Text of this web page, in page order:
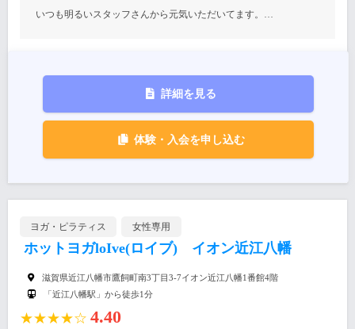
いつも明るいスタッフさんから元気いただいてます。…
詳細を見る
体験・入会を申し込む
ヨガ・ピラティス 女性専用
ホットヨガloIve(ロイブ) イオン近江八幡
滋賀県近江八幡市鷹飼町南3丁目3-7イオン近江八幡1番館4階
「近江八幡駅」から徒歩1分
★★★★☆ 4.40